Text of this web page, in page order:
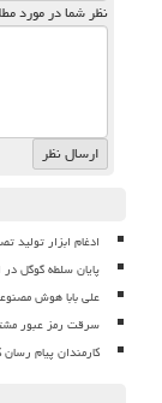
نظر شما در مورد
ادغام ابزار
پایان سلطه گوگل در
علی بابا هوش
سرقت رمز عبور
کارمندان پیام